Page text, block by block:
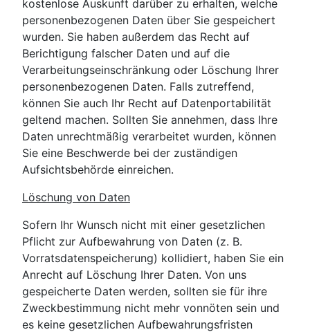
kostenlose Auskunft darüber zu erhalten, welche
personenbezogenen Daten über Sie gespeichert
wurden. Sie haben außerdem das Recht auf
Berichtigung falscher Daten und auf die
Verarbeitungseinschränkung oder Löschung Ihrer
personenbezogenen Daten. Falls zutreffend,
können Sie auch Ihr Recht auf Datenportabilität
geltend machen. Sollten Sie annehmen, dass Ihre
Daten unrechtmäßig verarbeitet wurden, können
Sie eine Beschwerde bei der zuständigen
Aufsichtsbehörde einreichen.
Löschung von Daten
Sofern Ihr Wunsch nicht mit einer gesetzlichen
Pflicht zur Aufbewahrung von Daten (z. B.
Vorratsdatenspeicherung) kollidiert, haben Sie ein
Anrecht auf Löschung Ihrer Daten. Von uns
gespeicherte Daten werden, sollten sie für ihre
Zweckbestimmung nicht mehr vonnöten sein und
es keine gesetzlichen Aufbewahrungsfristen